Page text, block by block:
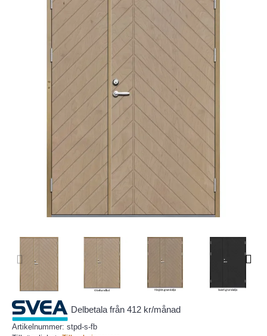
Delbetala från 412 kr/månad
Artikelnummer: stpd-s-fb